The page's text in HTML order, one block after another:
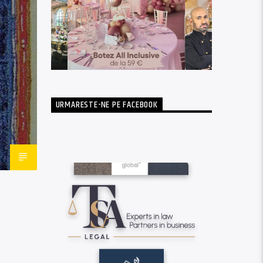
URMARESTE-NE PE FACEBOOK